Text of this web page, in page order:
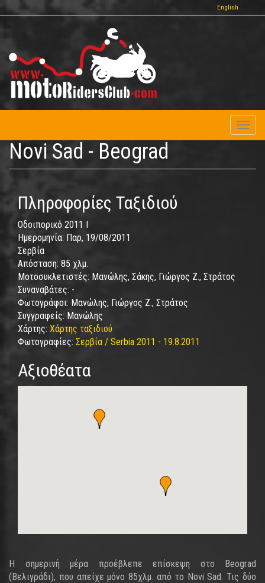
Παράκαμψη
προς
περιεχόμενο
English
Novi Sad - Beograd
Πληροφορίες Ταξιδιού
Οδοιπορικό 2011 I
Ημερομηνία: Παρ, 19/08/2011
Σερβία
Απόσταση: 85 χλμ.
Μοτοσυκλετιστές: Μανώλης, Σάκης, Γιώργος Ζ., Στράτος
Συναναβάτες: -
Φωτογράφοι: Μανώλης, Γιώργος Ζ., Στράτος
Συγγραφείς: Μανώλης
Χάρτης: Χάρτης ταξιδιού
Φωτογραφίες: Σερβία / Serbia 2011 - 19.8.2011
Αξιοθέατα
Η σημερινή μέρα προέβλεπε επίσκεψη στο Beograd
(Βελιγράδι), που απείχε μόνο 85χλμ. από το Novi Sad. Τις δύο